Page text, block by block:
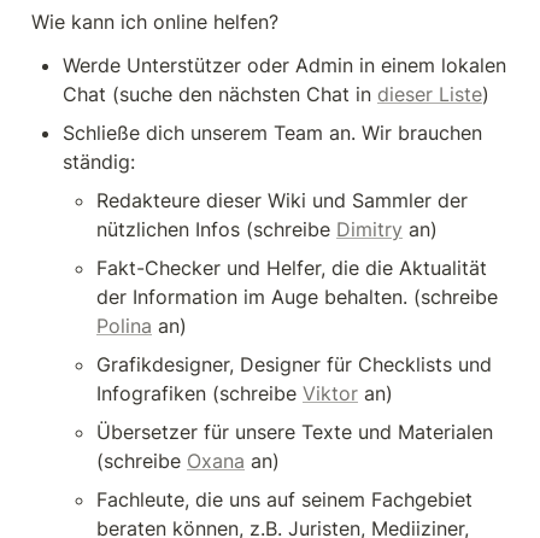
Wie kann ich online helfen?
Werde Unterstützer oder Admin in einem lokalen
Chat (suche den nächsten Chat in dieser Liste)
Schließe dich unserem Team an. Wir brauchen
ständig:
Redakteure dieser Wiki und Sammler der
nützlichen Infos (schreibe Dimitry an)
Fakt-Checker und Helfer, die die Aktualität
Polina an)
Grafikdesigner, Designer für Checklists und
Infografiken (schreibe Viktor an)
Übersetzer für unsere Texte und Materialen
(schreibe Oxana an)
Fachleute, die uns auf seinem Fachgebiet
beraten können, z.B. Juristen, Mediiziner,